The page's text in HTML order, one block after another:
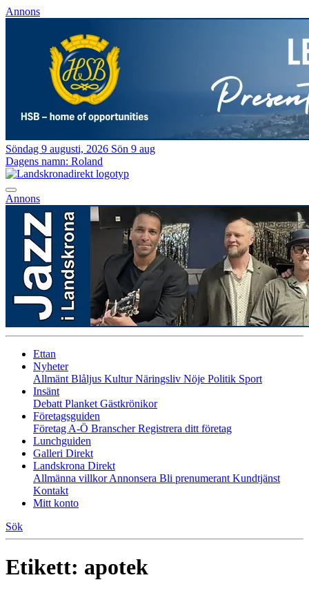
Annons
Söndag 9 augusti, 2026 Sön 9 aug
Dagens namn: Roland
Annons
Ettan
Nyheter
Allmänt Blåljus KulturNäringsliv Nöje Politik Sport
Insänt
Debatt Planket Gästkrönikor
Företagsguiden
Företag A-Ö BranscherRegistrera ditt företag
Lunchguiden
Galleri Direkt
Landskrona Direkt
Allmänna villkorAnnonsera Bli prenumerant Kundtjänst
Kontakt
Mitt konto
Sök
Etikett: apotek